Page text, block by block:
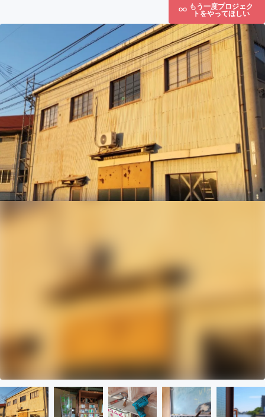
もう一度プロジェク
トをやってほしい